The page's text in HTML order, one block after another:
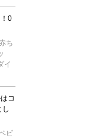
0
ち
イ
コ
し
ビ